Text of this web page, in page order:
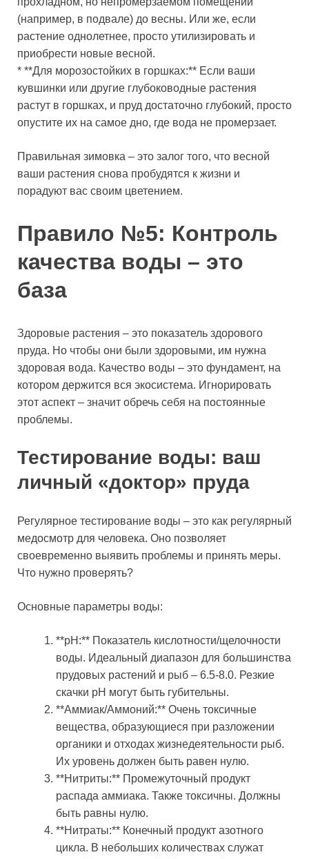
(например, в подвале) до весны. Или же, если
растение однолетнее, просто утилизировать и
приобрести новые весной.
* **Для морозостойких в горшках:** Если ваши
кувшинки или другие глубоководные растения
растут в горшках, и пруд достаточно глубокий, просто
опустите их на самое дно, где вода не промерзает.
Правильная зимовка – это залог того, что весной
ваши растения снова пробудятся к жизни и
порадуют вас своим цветением.
Правило №5: Контроль
качества воды – это
база
Здоровые растения – это показатель здорового
пруда. Но чтобы они были здоровыми, им нужна
здоровая вода. Качество воды – это фундамент, на
котором держится вся экосистема. Игнорировать
этот аспект – значит обречь себя на постоянные
проблемы.
Тестирование воды: ваш
личный «доктор» пруда
Регулярное тестирование воды – это как регулярный
медосмотр для человека. Оно позволяет
своевременно выявить проблемы и принять меры.
Что нужно проверять?
Основные параметры воды:
**pH:** Показатель кислотности/щелочности
воды. Идеальный диапазон для большинства
прудовых растений и рыб – 6.5-8.0. Резкие
скачки pH могут быть губительны.
**Аммиак/Аммоний:** Очень токсичные
вещества, образующиеся при разложении
органики и отходах жизнедеятельности рыб.
Их уровень должен быть равен нулю.
**Нитриты:** Промежуточный продукт
распада аммиака. Также токсичны. Должны
быть равны нулю.
**Нитраты:** Конечный продукт азотного
цикла. В небольших количествах служат